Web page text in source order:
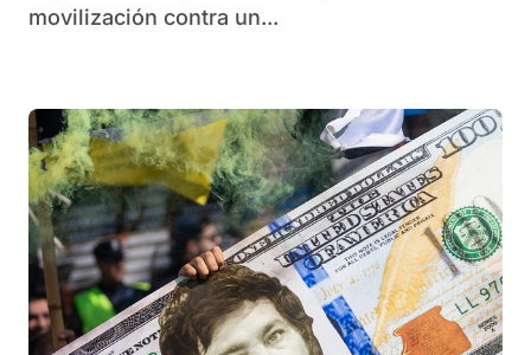
movilización contra un...